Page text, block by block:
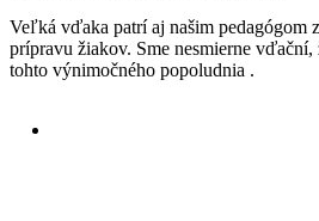
Veľká vďaka patrí aj našim pedagógom
prípravu žiakov. Sme nesmierne
tohto výnimočného popoludnia .